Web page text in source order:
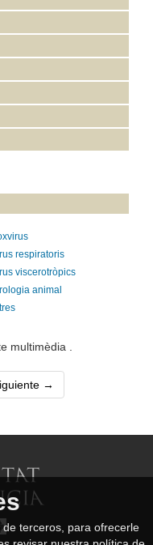
respiratoris
viscerotròpics
animal
multimèdia .
→
terceros, para ofrecerle